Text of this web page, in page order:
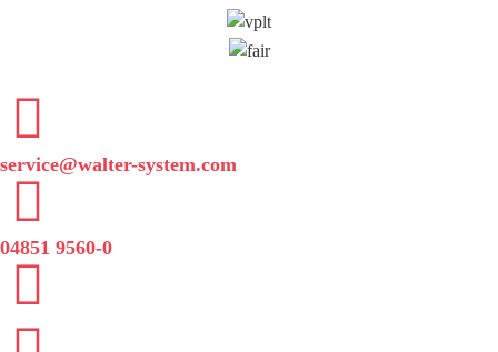
service@walter-system.com
04851 9560-0